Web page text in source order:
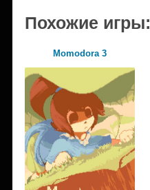
Похожие игры:
Momodora 3